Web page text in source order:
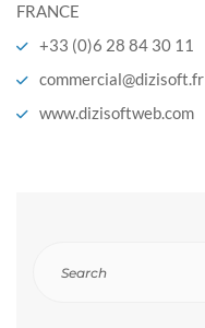
FRANCE
+33 (0)6 28 84 30 11
commercial@dizisoft.fr
www.dizisoftweb.com